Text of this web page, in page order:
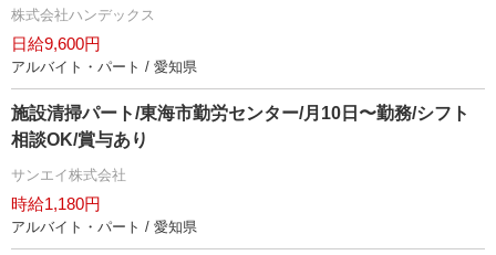
株式会社ハンデックス
日給9,600円
アルバイト・パート / 愛知県
施設清掃パート/東海市勤労センター/月10日〜勤務/シフト
相談OK/賞与あり
サンエイ株式会社
時給1,180円
アルバイト・パート / 愛知県